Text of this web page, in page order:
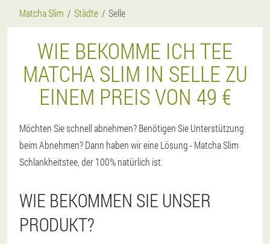
Matcha Slim Städte Selle
WIE BEKOMME ICH TEE
MATCHA SLIM IN SELLE ZU
EINEM PREIS VON 49 €
Möchten Sie schnell abnehmen? Benötigen Sie Unterstützung
beim Abnehmen? Dann haben wir eine Lösung - Matcha Slim
Schlankheitstee, der 100% natürlich ist.
WIE BEKOMMEN SIE UNSER
PRODUKT?